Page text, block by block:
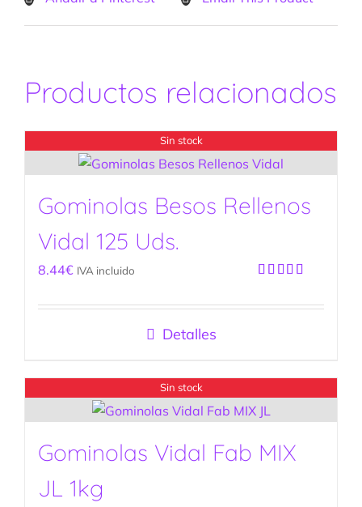
Productos relacionados
Sin stock
Gominolas Besos Rellenos
Vidal 125 Uds.
con5.00de
8.44€ IVA incluido
Detalles
Sin stock
Gominolas Vidal Fab MIX
JL 1kg